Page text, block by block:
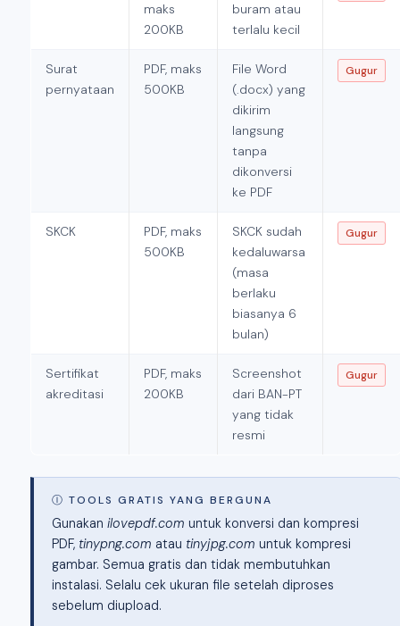
maks
200KB
buram atau
terlalu kecil
Surat
pernyataan
PDF, maks
500KB
File Word
(.docx) yang
dikirim
langsung
tanpa
dikonversi
ke PDF
Gugur
SKCK
PDF, maks
500KB
SKCK sudah
kedaluwarsa
(masa
berlaku
biasanya 6
bulan)
Gugur
Sertifikat
akreditasi
PDF, maks
200KB
Screenshot
dari BAN-PT
yang tidak
resmi
Gugur
Ⓘ TOOLS GRATIS YANG BERGUNA
Gunakan ilovepdf.com untuk konversi dan kompresi
PDF, tinypng.com atau tinyjpg.com untuk kompresi
gambar. Semua gratis dan tidak membutuhkan
instalasi. Selalu cek ukuran file setelah diproses
sebelum diupload.